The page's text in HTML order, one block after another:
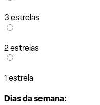
3 estrelas
2 estrelas
1 estrela
Dias da semana: